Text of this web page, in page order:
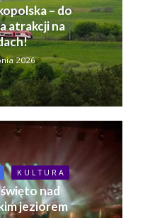
– do
atrakcji na
2026
K U L T U R A
nad
jeziorem